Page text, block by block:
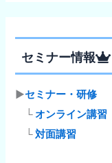
セミナー情報
▶セミナー・研修
└オンライン講習
└対面講習